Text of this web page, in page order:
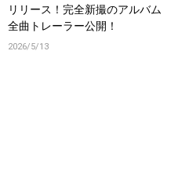
リリース！完全新撮のアルバム
全曲トレーラー公開！
2026/5/13